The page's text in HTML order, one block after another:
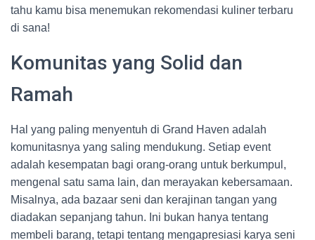
tahu kamu bisa menemukan rekomendasi kuliner terbaru
di sana!
Komunitas yang Solid dan
Ramah
Hal yang paling menyentuh di Grand Haven adalah
komunitasnya yang saling mendukung. Setiap event
adalah kesempatan bagi orang-orang untuk berkumpul,
mengenal satu sama lain, dan merayakan kebersamaan.
Misalnya, ada bazaar seni dan kerajinan tangan yang
diadakan sepanjang tahun. Ini bukan hanya tentang
membeli barang, tetapi tentang mengapresiasi karya seni